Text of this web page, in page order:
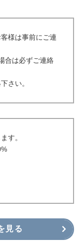
様は事前にご連
合は必ずご連絡
さい。
す。
見る